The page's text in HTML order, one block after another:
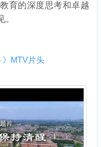
育的深度思考和卓越
》MTV片头